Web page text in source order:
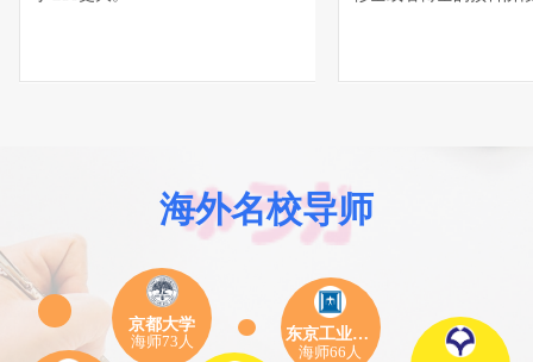
海外名校导师
京都大学
海师73人 东京工业大学
海师66人